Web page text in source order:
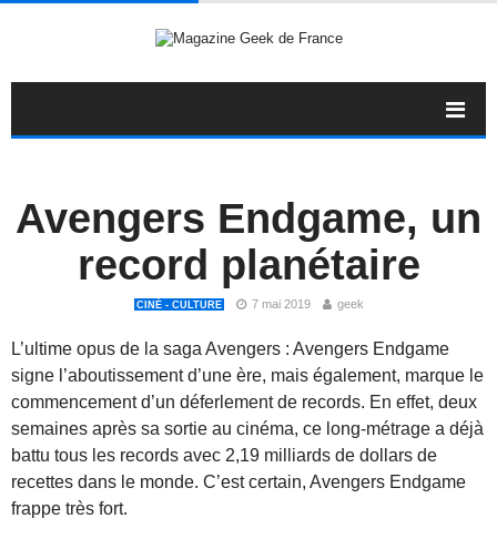
Avengers Endgame, un
record planétaire
CINÉ - CULTURE 7 mai 2019 geek
L’ultime opus de la saga Avengers : Avengers Endgame
signe l’aboutissement d’une ère, mais également, marque le
commencement d’un déferlement de records. En effet, deux
semaines après sa sortie au cinéma, ce long-métrage a déjà
battu tous les records avec 2,19 milliards de dollars de
recettes dans le monde. C’est certain, Avengers Endgame
frappe très fort.